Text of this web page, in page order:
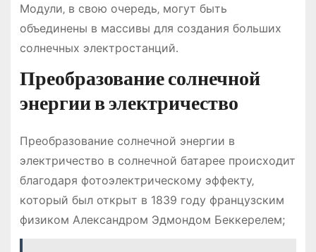
Модули‚ в свою очередь‚ могут быть
объединены в массивы для создания больших
солнечных электростанций․
Преобразование солнечной
энергии в электричество
Преобразование солнечной энергии в
электричество в солнечной батарее происходит
благодаря фотоэлектрическому эффекту‚
который был открыт в 1839 году французским
физиком Александром Эдмондом Беккерелем;